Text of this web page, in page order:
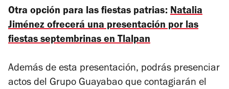
Otra opción para las fiestas patrias: Natalia
Jiménez ofrecerá una presentación por las
fiestas septembrinas en Tlalpan
Además de esta presentación, podrás presenciar
actos del Grupo Guayabao que contagiarán el